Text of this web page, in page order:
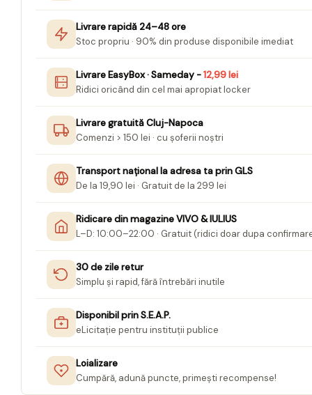
Socotitoare, Betisoare
Carti de Colorat pentru copii
Carti Educative
Carnetele notite copii
Jurnale cu cheita, lacat,
magnet
Pasta modelatoare
Harti de perete
Creta scolara
Glob Pamantesc Scolar
Materiale Didactice
Instrumente geometrie pentru
tabla scolara
Tablite de desenat magnetice
Sugativa
Articole papetarie pentru copii
Banda adeziva
Compas scolar
Livrare rapidă 24–48 ore
Stoc propriu · 90% din produse disponibile imediat
Livrare EasyBox · Sameday -12,99 lei
Ridici oricând din cel mai apropiat locker
Livrare gratuită Cluj-Napoca
Comenzi > 150 lei · cu șoferii noștri
Transport național la adresa ta prin GLS
De la 19,90 lei · Gratuit de la 299 lei
Ridicare din magazine VIVO & IULIUS
L–D: 10:00–22:00 · Gratuit (ridici doar dupa
30 de zile retur
Simplu și rapid, fără întrebări inutile
Disponibil prin S.E.A.P.
eLicitație pentru instituții publice
Loializare
Cumpără, adună puncte, primești recompense!